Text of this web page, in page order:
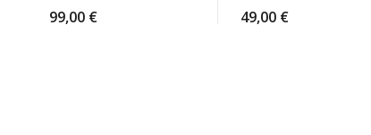
99,00 € 49,00 €